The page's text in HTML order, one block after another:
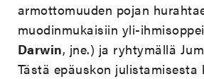
armottomuuden pojan
muodinmukaisiin yli-
Darwin, jne.) ja ryhtymällä
Tästä epäuskon julistamisesta